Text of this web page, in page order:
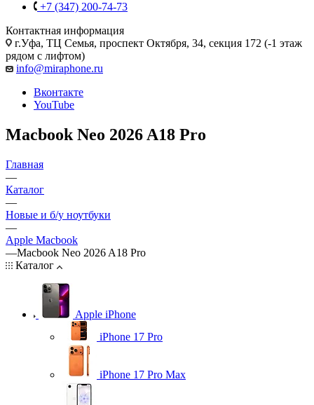
+7 (347) 200-74-73
Контактная информация
г.Уфа, ТЦ Семья, проспект Октября, 34, секция 172 (-1 этаж
рядом с лифтом)
info@miraphone.ru
Вконтакте
YouTube
Macbook Neo 2026 A18 Pro
Главная
—
Каталог
—
Новые и б/у ноутбуки
—
Apple Macbook
—Macbook Neo 2026 A18 Pro
Каталог
Apple iPhone
iPhone 17 Pro
iPhone 17 Pro Max